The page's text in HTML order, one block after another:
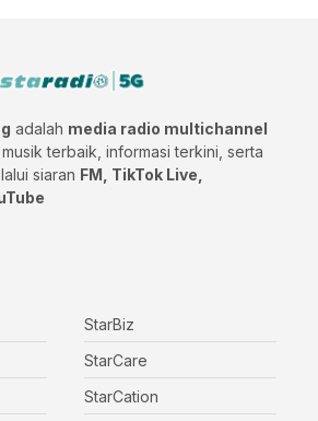
adalah media radio multichannel
terbaik, informasi terkini, serta
siaran FM, TikTok Live,
StarBiz
StarCare
StarCation